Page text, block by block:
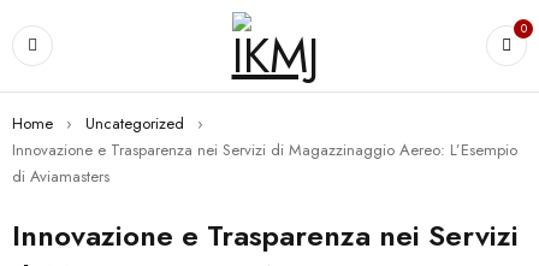
0
Home › Uncategorized
›
Innovazione e Trasparenza nei Servizi di Magazzinaggio Aereo: L’Esempio
di Aviamasters
Innovazione e Trasparenza nei Servizi